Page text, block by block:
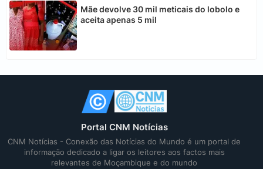
Mãe devolve 30 mil meticais do lobolo e
aceita apenas 5 mil
Portal CNM Notícias
CNM Notícias - Conexão das Notícias do Mundo é um portal de
informação dedicado a ligar os leitores aos factos mais
relevantes de Moçambique e do mundo